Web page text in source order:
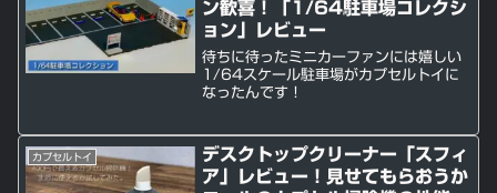
ン歓喜！「1/64駐車場コレクシ
ョン」レビュー
待ちに待ったミニカーファンには嬉しい
1/64スケール駐車場がカプセルトイに
なったんです！
カプセルトイ
デスクトップクリーナー「スフィ
ア」レビュー！見せてもらおうか